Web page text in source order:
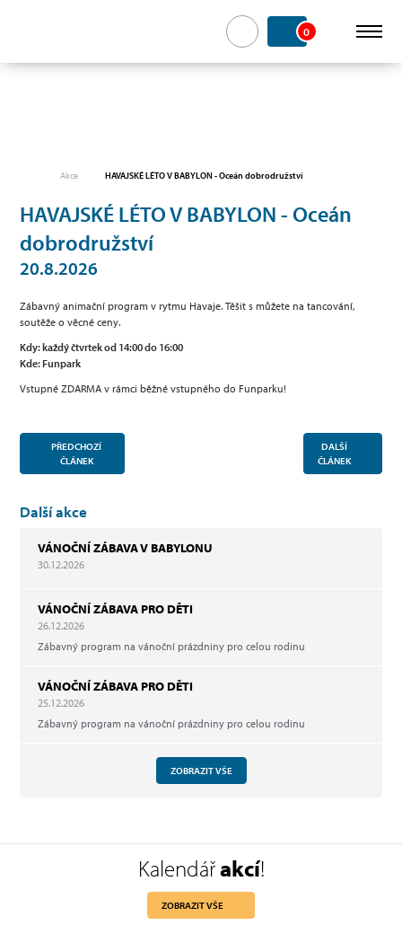
0
Akce HAVAJSKÉ LÉTO V BABYLON - Oceán dobrodružství
HAVAJSKÉ LÉTO V BABYLON - Oceán
dobrodružství
20.8.2026
Zábavný animační program v rytmu Havaje. Těšit s můžete na tancování,
soutěže o věcné ceny.
Kdy: každý čtvrtek od 14:00 do 16:00
Kde: Funpark
Vstupné ZDARMA v rámci běžné vstupného do Funparku!
DALŠÍ
ČLÁNEK
PŘEDCHOZÍ
ČLÁNEK
Další akce
VÁNOČNÍ ZÁBAVA V BABYLONU
30.12.2026
VÁNOČNÍ ZÁBAVA PRO DĚTI
26.12.2026
Zábavný program na vánoční prázdniny pro celou rodinu
VÁNOČNÍ ZÁBAVA PRO DĚTI
25.12.2026
Zábavný program na vánoční prázdniny pro celou rodinu
ZOBRAZIT VŠE
Kalendářakcí!
ZOBRAZIT VŠE